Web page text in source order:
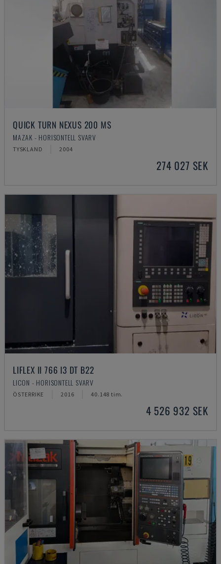
QUICK TURN NEXUS 200 MS
MAZAK - HORISONTELL SVARV
TYSKLAND 2004
274 027 SEK
LIFLEX II 766 I3 DT B22
LICON - HORISONTELL SVARV
ÖSTERRIKE 2016 40.148 tim.
4 526 932 SEK